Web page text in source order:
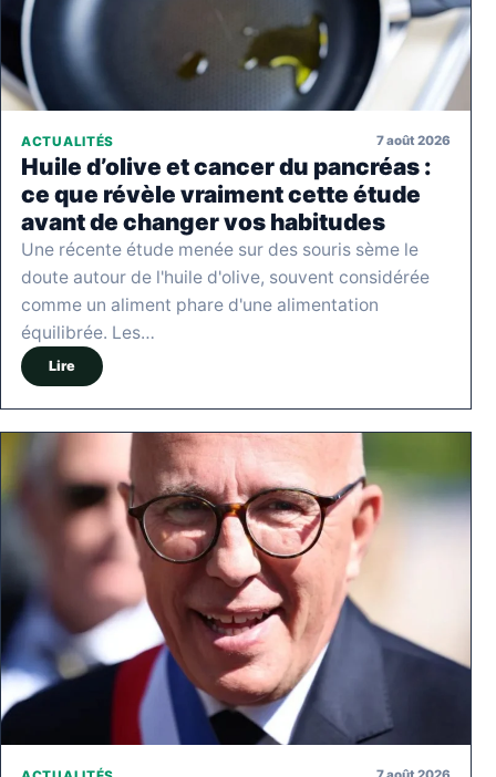
ACTUALITÉS 7 août 2026
Huile d’olive et cancer du pancréas :
ce que révèle vraiment cette étude
avant de changer vos habitudes
Une récente étude menée sur des souris sème le
doute autour de l'huile d'olive, souvent considérée
comme un aliment phare d'une alimentation
équilibrée. Les…
Lire